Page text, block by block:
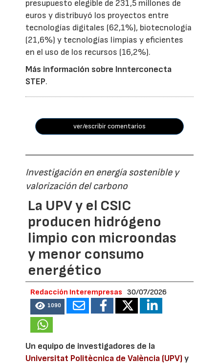
presupuesto elegible de 231,5 millones de
euros y distribuyó los proyectos entre
tecnologías digitales (62,1%), biotecnología
(21,6%) y tecnologías limpias y eficientes
en el uso de los recursos (16,2%).
Más información sobre Innterconecta
STEP.
ver/escribir comentarios
Investigación en energía sostenible y
valorización del carbono
La UPV y el CSIC
producen hidrógeno
limpio con microondas
y menor consumo
energético
Redacción Interempresas 30/07/2026
1090
Un equipo de investigadores de la
Universitat Politècnica de València (UPV)y